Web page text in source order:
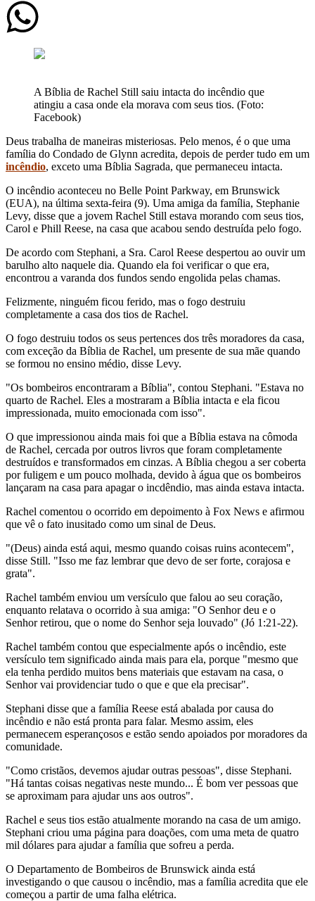
A Bíblia de Rachel Still saiu intacta do incêndio que
atingiu a casa onde ela morava com seus tios. (Foto:
Facebook)
Deus trabalha de maneiras misteriosas. Pelo menos, é o que uma
família do Condado de Glynn acredita, depois de perder tudo em um
incêndio, exceto uma Bíblia Sagrada, que permaneceu intacta.
O incêndio aconteceu no Belle Point Parkway, em Brunswick
(EUA), na última sexta-feira (9). Uma amiga da família, Stephanie
Levy, disse que a jovem Rachel Still estava morando com seus tios,
Carol e Phill Reese, na casa que acabou sendo destruída pelo fogo.
De acordo com Stephani, a Sra. Carol Reese despertou ao ouvir um
barulho alto naquele dia. Quando ela foi verificar o que era,
encontrou a varanda dos fundos sendo engolida pelas chamas.
Felizmente, ninguém ficou ferido, mas o fogo destruiu
completamente a casa dos tios de Rachel.
O fogo destruiu todos os seus pertences dos três moradores da casa,
com exceção da Bíblia de Rachel, um presente de sua mãe quando
se formou no ensino médio, disse Levy.
"Os bombeiros encontraram a Bíblia", contou Stephani. "Estava no
quarto de Rachel. Eles a mostraram a Bíblia intacta e ela ficou
impressionada, muito emocionada com isso".
O que impressionou ainda mais foi que a Bíblia estava na cômoda
de Rachel, cercada por outros livros que foram completamente
destruídos e transformados em cinzas. A Bíblia chegou a ser coberta
por fuligem e um pouco molhada, devido à água que os bombeiros
lançaram na casa para apagar o incdêndio, mas ainda estava intacta.
Rachel comentou o ocorrido em depoimento à Fox News e afirmou
que vê o fato inusitado como um sinal de Deus.
"(Deus) ainda está aqui, mesmo quando coisas ruins acontecem",
disse Still. "Isso me faz lembrar que devo de ser forte, corajosa e
grata".
Rachel também enviou um versículo que falou ao seu coração,
enquanto relatava o ocorrido à sua amiga: "O Senhor deu e o
Senhor retirou, que o nome do Senhor seja louvado" (Jó 1:21-22).
Rachel também contou que especialmente após o incêndio, este
versículo tem significado ainda mais para ela, porque "mesmo que
ela tenha perdido muitos bens materiais que estavam na casa, o
Senhor vai providenciar tudo o que e que ela precisar".
Stephani disse que a família Reese está abalada por causa do
incêndio e não está pronta para falar. Mesmo assim, eles
permanecem esperançosos e estão sendo apoiados por moradores da
comunidade.
"Como cristãos, devemos ajudar outras pessoas", disse Stephani.
"Há tantas coisas negativas neste mundo... É bom ver pessoas que
se aproximam para ajudar uns aos outros".
Rachel e seus tios estão atualmente morando na casa de um amigo.
Stephani criou uma página para doações, com uma meta de quatro
mil dólares para ajudar a família que sofreu a perda.
O Departamento de Bombeiros de Brunswick ainda está
investigando o que causou o incêndio, mas a família acredita que ele
começou a partir de uma falha elétrica.